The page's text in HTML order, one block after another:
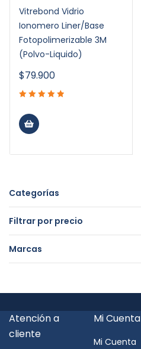
Categorías
Filtrar por precio
Marcas
Vitrebond Vidrio
Ionomero Liner/Base
Fotopolimerizable 3M
(Polvo-Liquido)
$79.900
Atención a
cliente
Mi Cuenta
Mi Cuenta